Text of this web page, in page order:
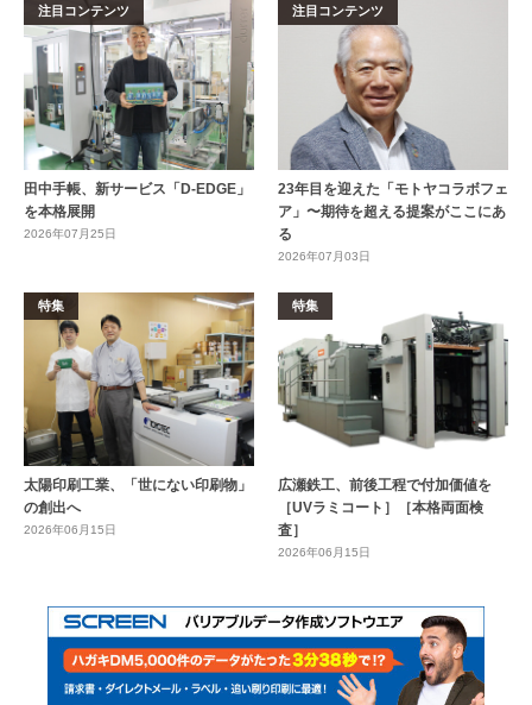
注目コンテンツ
田中手帳、新サービス「D-EDGE」
を本格展開
2026年07月25日
注目コンテンツ
23年目を迎えた「モトヤコラボフェ
ア」〜期待を超える提案がここにあ
る
2026年07月03日
特集
太陽印刷工業、「世にない印刷物」
の創出へ
2026年06月15日
特集
広瀬鉄工、前後工程で付加価値を
［UVラミコート］［本格両面検
査］
2026年06月15日